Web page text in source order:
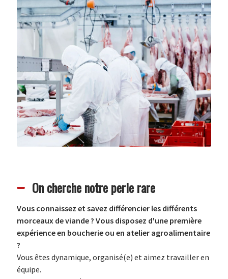
On cherche notre perle rare
Vous connaissez et savez différencier les différents
morceaux de viande ? Vous disposez d'une première
expérience en boucherie ou en atelier agroalimentaire
?
Vous êtes dynamique, organisé(e) et aimez travailler en
équipe.